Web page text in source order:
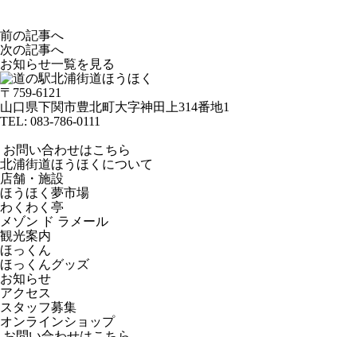
前の記事へ
次の記事へ
お知らせ一覧を見る
〒759-6121
山口県下関市豊北町大字神田上314番地1
TEL: 083-786-0111
お問い合わせはこちら
北浦街道ほうほくについて
店舗・施設
ほうほく夢市場
わくわく亭
メゾン ド ラメール
観光案内
ほっくん
ほっくんグッズ
お知らせ
アクセス
スタッフ募集
オンラインショップ